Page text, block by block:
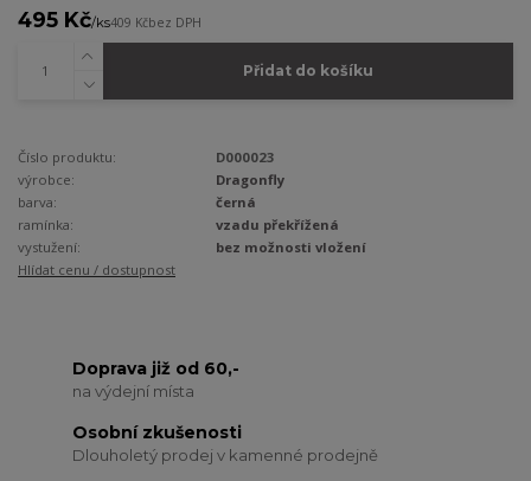
495 Kč/ks409 Kčbez DPH
Přidat do košíku
Číslo produktu:
D000023
výrobce:
Dragonfly
barva:
černá
ramínka:
vzadu překřížená
vystužení:
bez možnosti vložení
Hlídat cenu / dostupnost
Doprava již od 60,-
na výdejní místa
Osobní zkušenosti
Dlouholetý prodej v kamenné prodejně